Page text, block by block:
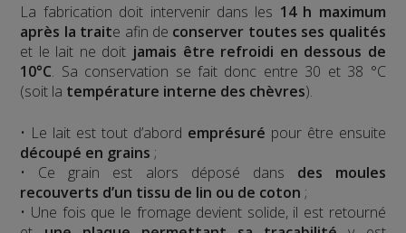
La fabrication doit intervenir dans les 14 h maximum
après la traite afin de conserver toutes ses qualités
et le lait ne doit jamais être refroidi en dessous de
10°C. Sa conservation se fait donc entre 30 et 38 °C
(soit la température interne des chèvres).
• Le lait est tout d’abord emprésuré pour être ensuite
découpé en grains ;
• Ce grain est alors déposé dans des moules
recouverts d’un tissu de lin ou de coton ;
• Une fois que le fromage devient solide, il est retourné